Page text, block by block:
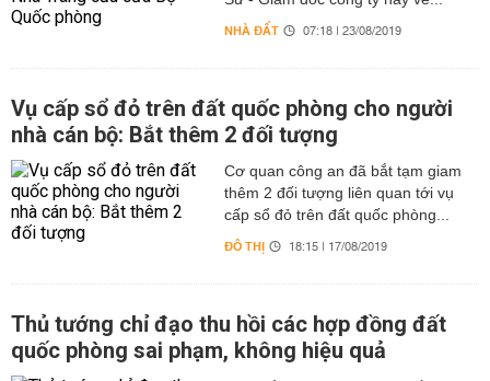
NHÀ ĐẤT 07:18 | 23/08/2019
Vụ cấp sổ đỏ trên đất quốc phòng cho người
nhà cán bộ: Bắt thêm 2 đối tượng
Cơ quan công an đã bắt tạm giam
thêm 2 đối tượng liên quan tới vụ
cấp sổ đỏ trên đất quốc phòng...
ĐÔ THỊ 18:15 | 17/08/2019
Thủ tướng chỉ đạo thu hồi các hợp đồng đất
quốc phòng sai phạm, không hiệu quả